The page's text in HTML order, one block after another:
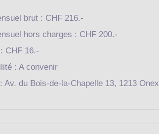
brut : CHF 216.-
hors charges : CHF 200.-
CHF 16.-
: A convenir
Av. du Bois-de-la-Chapelle 13, 1213 Onex